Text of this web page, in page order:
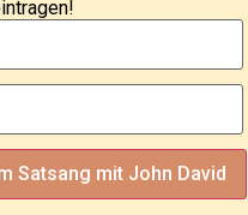
Satsang mit John David